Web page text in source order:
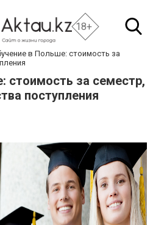
18+
в Польше: стоимость за
стоимость за семестр,
поступления